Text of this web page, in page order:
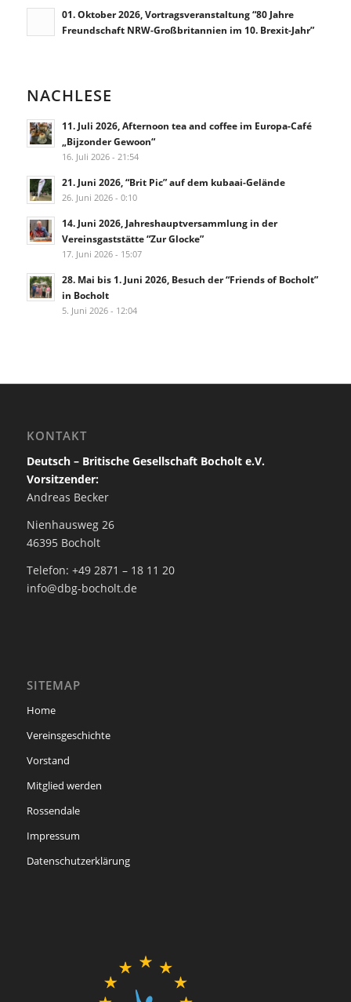
01. Oktober 2026, Vortragsveranstaltung “80 Jahre
Freundschaft NRW-Großbritannien im 10. Brexit-Jahr”
NACHLESE
11. Juli 2026, Afternoon tea and coffee im Europa-Café
„Bijzonder Gewoon“
16. Juli 2026 - 21:54
21. Juni 2026, “Brit Pic” auf dem kubaai-Gelände
26. Juni 2026 - 0:10
14. Juni 2026, Jahreshauptversammlung in der
Vereinsgaststätte “Zur Glocke”
17. Juni 2026 - 15:07
28. Mai bis 1. Juni 2026, Besuch der “Friends of Bocholt”
in Bocholt
5. Juni 2026 - 12:04
KONTAKT
Deutsch – Britische Gesellschaft Bocholt e.V.
Vorsitzender:
Andreas Becker
Nienhausweg 26
46395 Bocholt
Telefon: +49 2871 – 18 11 20
info@dbg-bocholt.de
SITEMAP
Home
Vereinsgeschichte
Vorstand
Mitglied werden
Rossendale
Impressum
Datenschutzerklärung